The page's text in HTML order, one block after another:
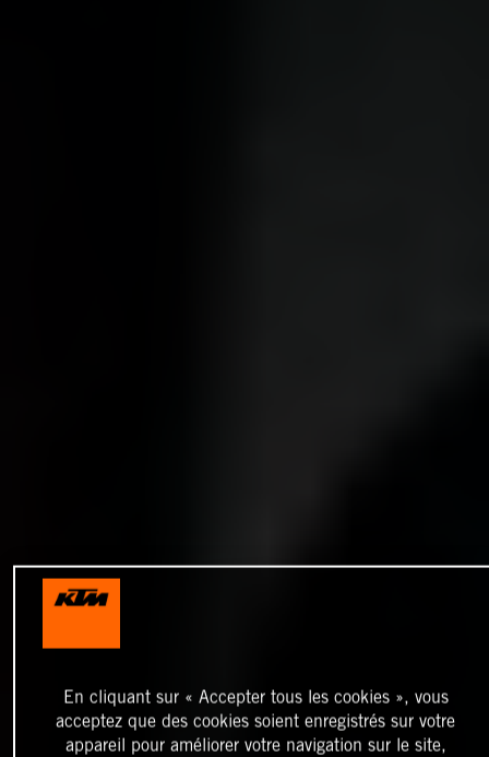
En cliquant sur « Accepter tous les cookies », vous
acceptez que des cookies soient enregistrés sur votre
appareil pour améliorer votre navigation sur le site,